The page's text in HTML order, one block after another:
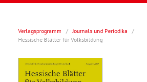
Verlagsprogramm / Journals und Periodika
/
Hessische Blätter für Volksbildung